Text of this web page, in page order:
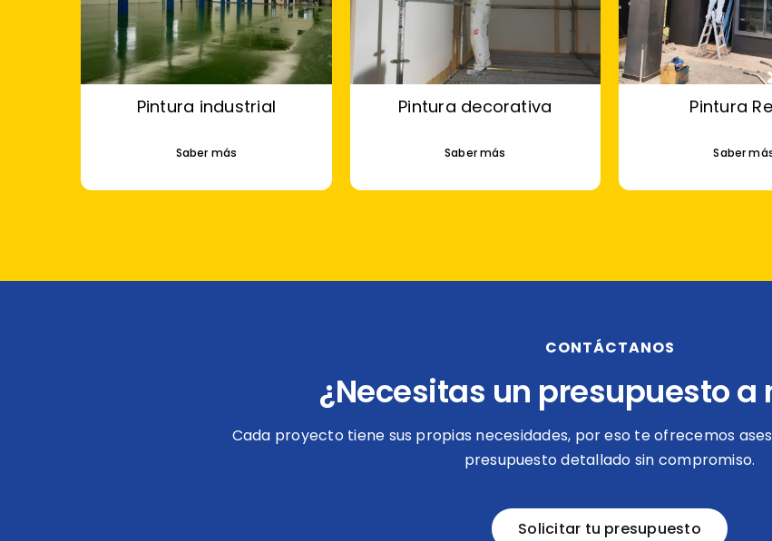
Pintura industrial
Saber más
Pintura decorativa
Saber más
Pintura
Saber
CONTÁCTANOS
¿Necesitas un presupuesto a
Cada proyecto tiene sus propias necesidades, por eso te ofrecemos
presupuesto detallado sin compromiso.
Solicitar tu presupuesto